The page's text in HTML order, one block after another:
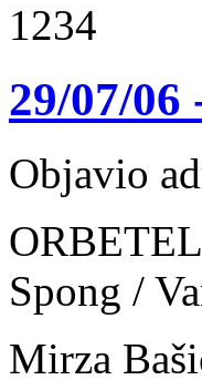
1234
29/07/
Objavio
Spong /
Mirza